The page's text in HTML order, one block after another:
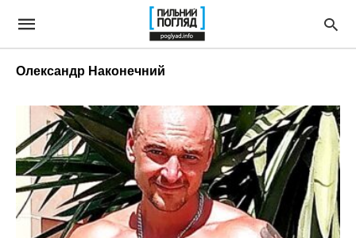
Олександр Наконечний